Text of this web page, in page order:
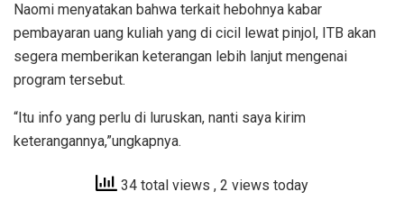
Naomi menyatakan bahwa terkait hebohnya kabar
pembayaran uang kuliah yang di cicil lewat pinjol, ITB akan
segera memberikan keterangan lebih lanjut mengenai
program tersebut.
“Itu info yang perlu di luruskan, nanti saya kirim
keterangannya,”ungkapnya.
34 total views , 2 views today